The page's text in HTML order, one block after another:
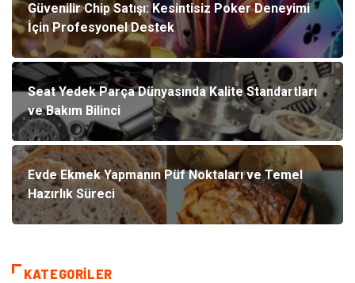
Güvenilir Chip Satışı: Kesintisiz Poker Deneyimi
İçin Profesyonel Destek
Seat Yedek Parça Dünyasında Kalite Standartları
ve Bakım Bilinci
Evde Ekmek Yapmanın Püf Noktaları ve Temel
Hazırlık Süreci
KATEGORILER